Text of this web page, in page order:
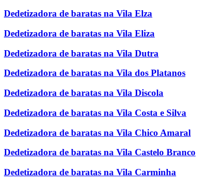
Dedetizadora de baratas na Vila Elza
Dedetizadora de baratas na Vila Eliza
Dedetizadora de baratas na Vila Dutra
Dedetizadora de baratas na Vila dos Platanos
Dedetizadora de baratas na Vila Discola
Dedetizadora de baratas na Vila Costa e Silva
Dedetizadora de baratas na Vila Chico Amaral
Dedetizadora de baratas na Vila Castelo Branco
Dedetizadora de baratas na Vila Carminha